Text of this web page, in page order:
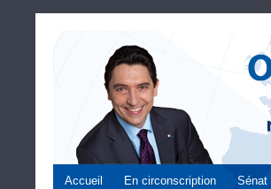
Accueil En circonscription Sénat